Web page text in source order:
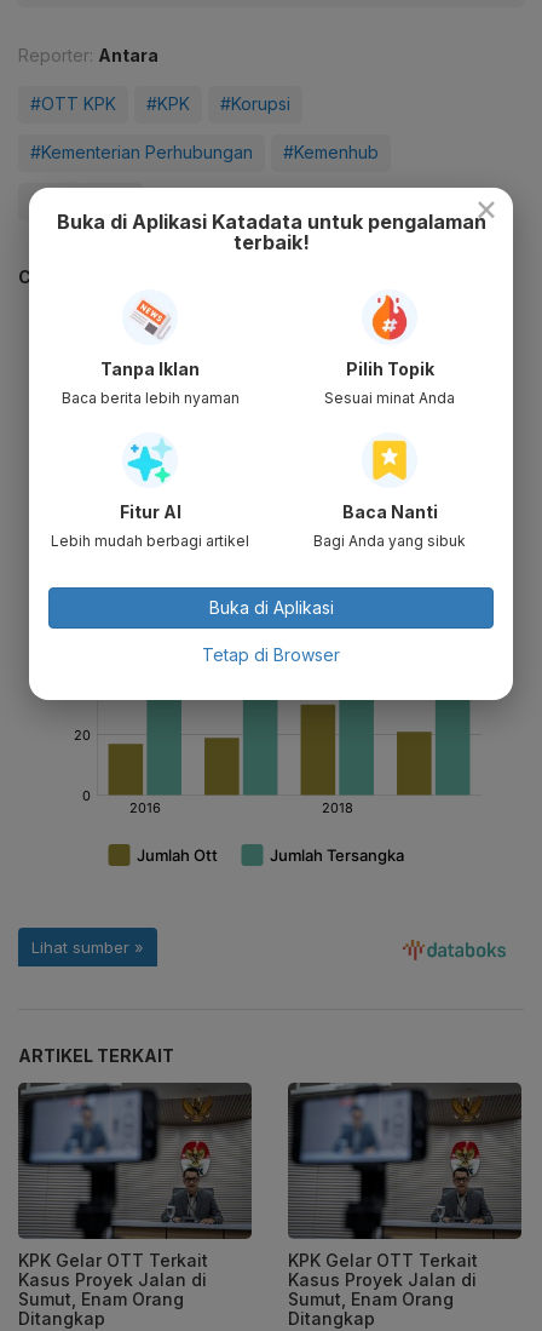
Reporter: Antara
#OTT KPK #KPK #Korupsi
#Kementerian Perhubungan #Kemenhub
#Update Me
CEK JUGA DATA INI
ARTIKEL TERKAIT
KPK Gelar OTT Terkait
Kasus Proyek Jalan di
Sumut, Enam Orang
Ditangkap
KPK Gelar OTT Terkait
Kasus Proyek Jalan di
Sumut, Enam Orang
Ditangkap
×
Buka di Aplikasi Katadata untuk pengalaman
terbaik!
Tanpa Iklan
Baca berita lebih nyaman
Pilih Topik
Sesuai minat Anda
Fitur AI
Lebih mudah berbagi artikel
Baca Nanti
Bagi Anda yang sibuk
Buka di Aplikasi
Tetap di Browser